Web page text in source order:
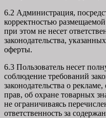
6.2 Администрация,
корректностью
при этом не несет
законодательства,
оферты.
6.3 Пользователь несет
соблюдение требований
законодательства о
прав, об охране товарных
не ограничиваясь
ответственность за